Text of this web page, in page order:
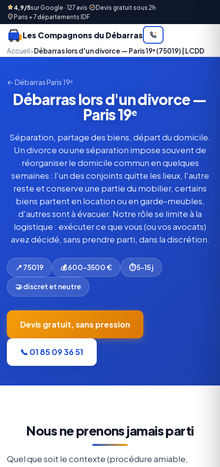
4,9/5sur Google · 127 avis· Devis gratuit sous 2h·
Paris + 7 départements IDF
Les Compagnons du Débarras
Accueil› Débarras lors d'un divorce — Paris 19ᵉ (75019) | LCDD
← Débarras Paris 19ᵉ
Débarras lors d'un divorce —
Paris 19ᵉ
Séparation, partage des biens, départ du domicile.
Un divorce ou une séparation impose souvent de
réorganiser le domicile commun en quelques
semaines : l'un des conjoints quitte les lieux, l'autre
reste et conserve une partie du mobilier, certains
biens partent en location ou en garde-meubles,
d'autres sont à évacuer. Notre rôle se limite à la
logistique : exécuter ce que vous (ou vos avocats)
avez décidé, sans prendre parti, dans la discrétion.
📍 75019 💰 600-3500 € ⏱ 5-15 j
🤝 discret et neutre
Devis gratuit, sans pression
📞 01 85 09 36 51
Nous ne prenons jamais parti
Quel que soit le contexte (procédure amiable,